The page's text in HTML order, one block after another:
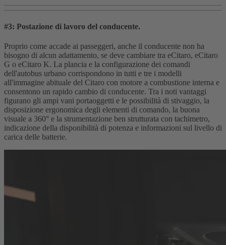
#3: Postazione di lavoro del conducente.
Proprio come accade ai passeggeri, anche il conducente non ha
bisogno di alcun adattamento, se deve cambiare tra eCitaro, eCitaro
G o eCitaro K. La plancia e la configurazione dei comandi
dell'autobus urbano corrispondono in tutti e tre i modelli
all'immagine abituale del Citaro con motore a combustione interna e
consentono un rapido cambio di conducente. Tra i noti vantaggi
figurano gli ampi vani portaoggetti e le possibilità di stivaggio, la
disposizione ergonomica degli elementi di comando, la buona
visuale a 360° e la strumentazione ben strutturata con tachimetro,
indicazione della disponibilità di potenza e informazioni sul livello di
carica delle batterie.